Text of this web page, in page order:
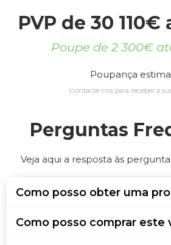
PVP de 30 110€
Poupe de 2 300€
Poupança
(contacte-nos para receber a
Perguntas
Veja aqui a resposta às
Como posso obter uma
Como posso comprar este